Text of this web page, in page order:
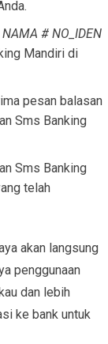
# NO_IDEN
Mandiri di
pesan balasan
Sms Banking
Sms Banking
telah
akan langsung
penggunaan
dan lebih
ke bank untuk